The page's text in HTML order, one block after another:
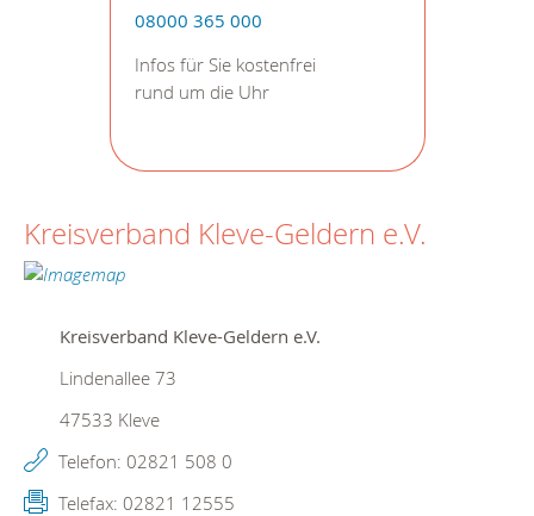
08000 365 000
Infos für Sie kostenfrei
rund um die Uhr
Kreisverband Kleve-Geldern e.V.
Kreisverband Kleve-Geldern e.V.
Lindenallee 73
47533 Kleve
Telefon: 02821 508 0
Telefax: 02821 12555